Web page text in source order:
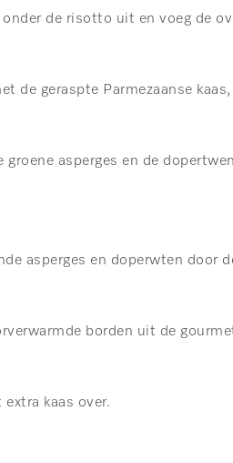
de risotto uit en voeg de
de geraspte Parmezaanse
groene asperges en de
asperges en doperwten door
borden uit de
kaas over.